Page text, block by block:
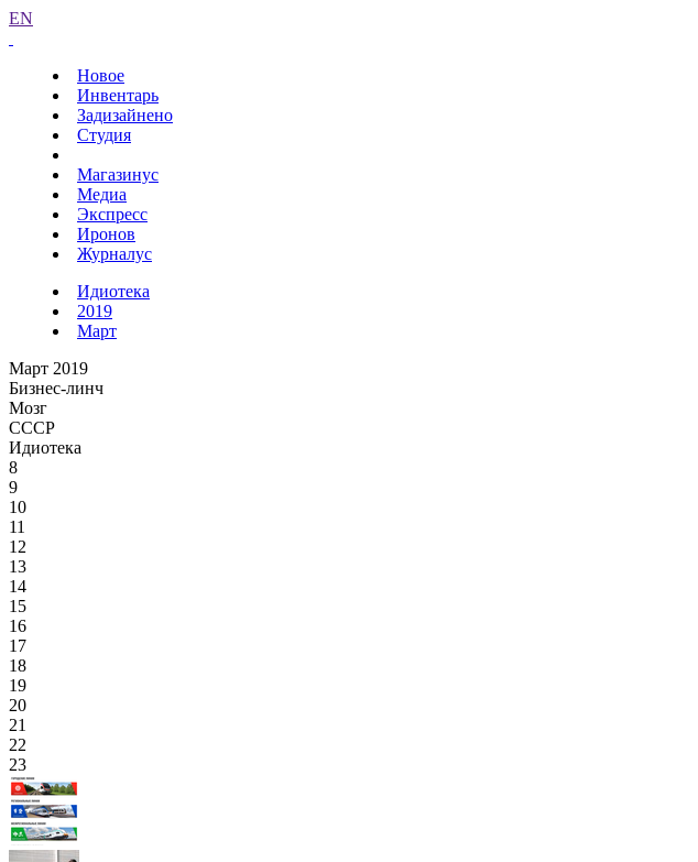
EN
Новое
Инвентарь
Задизайнено
Студия
Магазинус
Медиа
Экспресс
Иронов
Журналус
Идиотека
2019
Март
Март 2019
Бизнес-линч
Мозг
СССР
Идиотека
8
9
10
11
12
13
14
15
16
17
18
19
20
21
22
23